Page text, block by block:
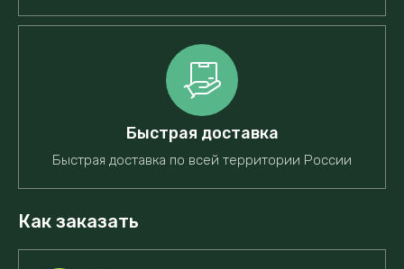
Быстрая доставка
Быстрая доставка по всей территории России
Как заказать